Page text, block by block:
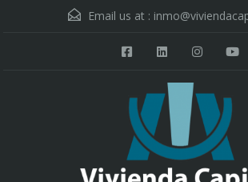
Email us at :